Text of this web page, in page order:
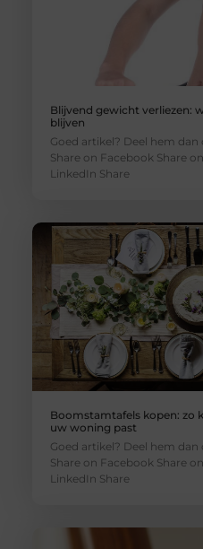
Blijvend gewicht verliezen:
blijven
Goed artikel? Deel hem dan
Share on Facebook Share
LinkedIn Share
Boomstamtafels kopen: zo
uw woning past
Goed artikel? Deel hem dan
Share on Facebook Share
LinkedIn Share